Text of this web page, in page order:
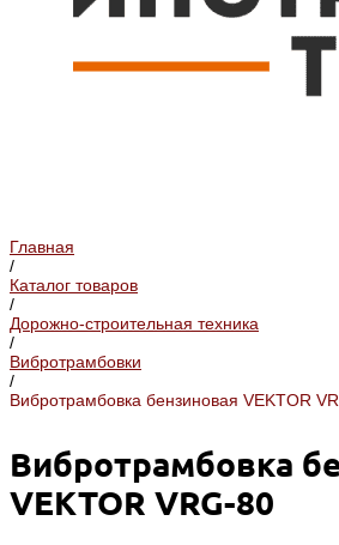
Главная
/
Каталог товаров
/
Дорожно-строительная техника
/
Вибротрамбовки
/
Вибротрамбовка бензиновая VEKTOR
Вибротрамбовка
VEKTOR VRG-80